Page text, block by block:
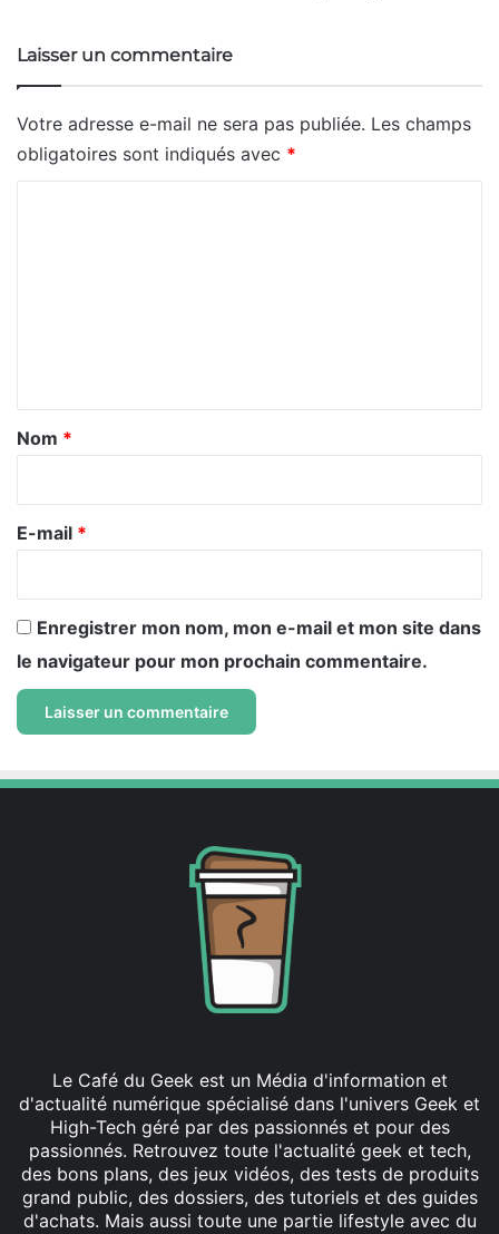
Laisser un commentaire
Votre adresse e-mail ne sera pas publiée. Les champs
obligatoires sont indiqués avec *
a
r
e
Nom *
E-mail *
Enregistrer mon nom, mon e-mail et mon site dans
le navigateur pour mon prochain commentaire.
Le Café du Geek est un Média d'information et
d'actualité numérique spécialisé dans l'univers Geek et
High-Tech géré par des passionnés et pour des
passionnés. Retrouvez toute l'actualité geek et tech,
des bons plans, des jeux vidéos, des tests de produits
grand public, des dossiers, des tutoriels et des guides
d'achats. Mais aussi toute une partie lifestyle avec du